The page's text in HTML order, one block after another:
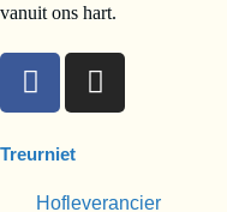
vanuit ons hart.
Treurniet
Hofleverancier